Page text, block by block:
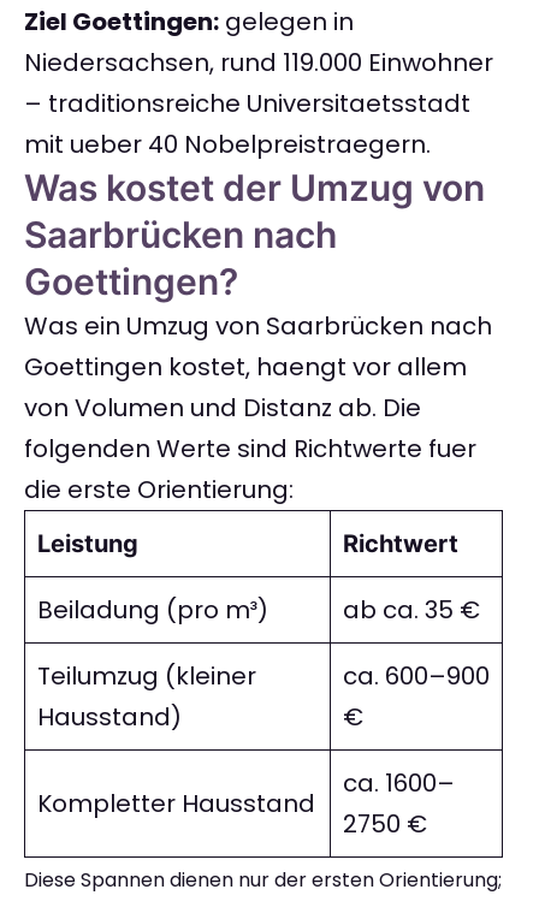
Ziel Goettingen: gelegen in
Niedersachsen, rund 119.000 Einwohner
– traditionsreiche Universitaetsstadt
mit ueber 40 Nobelpreistraegern.
Was kostet der Umzug von
Saarbrücken nach
Goettingen?
Was ein Umzug von Saarbrücken nach
Goettingen kostet, haengt vor allem
von Volumen und Distanz ab. Die
folgenden Werte sind Richtwerte fuer
die erste Orientierung:
Leistung Richtwert
Beiladung (pro m³)
ab ca. 35 €
Teilumzug (kleiner
Hausstand)
ca. 600–900
€
Kompletter Hausstand
ca. 1600–
2750 €
Diese Spannen dienen nur der ersten Orientierung;